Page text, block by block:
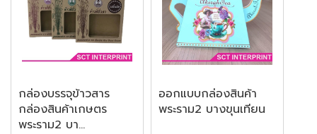
กล่องบรรจุข้าวสาร
กล่องสินค้าเกษตร
พระราม2 บา...
ออกแบบกล่องสินค้า
พระราม2 บางขุนเทียน